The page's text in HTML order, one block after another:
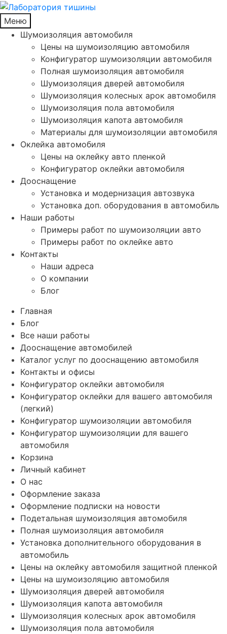
Меню
Шумоизоляция автомобиля
Цены на шумоизоляцию автомобиля
Конфигуратор шумоизоляции автомобиля
Полная шумоизоляция автомобиля
Шумоизоляция дверей автомобиля
Шумоизоляция колесных арок автомобиля
Шумоизоляция пола автомобиля
Шумоизоляция капота автомобиля
Материалы для шумоизоляции автомобиля
Оклейка автомобиля
Цены на оклейку авто пленкой
Конфигуратор оклейки автомобиля
Дооснащение
Установка и модернизация автозвука
Установка доп. оборудования в автомобиль
Наши работы
Примеры работ по шумоизоляции авто
Примеры работ по оклейке авто
Контакты
Наши адреса
О компании
Блог
Главная
Блог
Все наши работы
Дооснащение автомобилей
Каталог услуг по дооснащению автомобиля
Контакты и офисы
Конфигуратор оклейки автомобиля
Конфигуратор оклейки для вашего автомобиля
(легкий)
Конфигуратор шумоизоляции автомобиля
Конфигуратор шумоизоляции для вашего
автомобиля
Корзина
Личный кабинет
О нас
Оформление заказа
Оформление подписки на новости
Подетальная шумоизоляция автомобиля
Полная шумоизоляция автомобиля
Установка дополнительного оборудования в
автомобиль
Цены на оклейку автомобиля защитной пленкой
Цены на шумоизоляцию автомобиля
Шумоизоляция дверей автомобиля
Шумоизоляция капота автомобиля
Шумоизоляция колесных арок автомобиля
Шумоизоляция пола автомобиля